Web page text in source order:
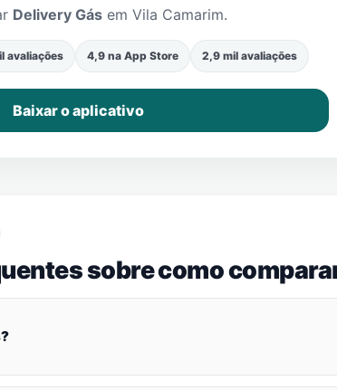
Delivery Gás em Vila Camarim.
avaliações 4,9 na App Store 2,9 mil avaliações
Baixar o aplicativo
sobre como